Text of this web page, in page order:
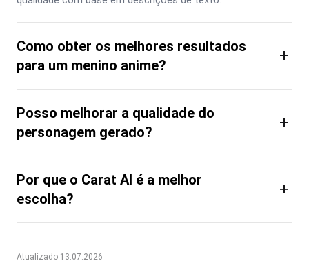
Como obter os melhores resultados
para um menino anime?
+
Posso melhorar a qualidade do
personagem gerado?
+
Por que o Carat AI é a melhor
escolha?
+
Atualizado 13.07.2026